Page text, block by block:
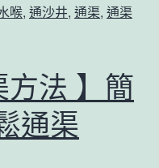
喉, 通沙井, 通渠, 通渠
方法 】簡
通渠